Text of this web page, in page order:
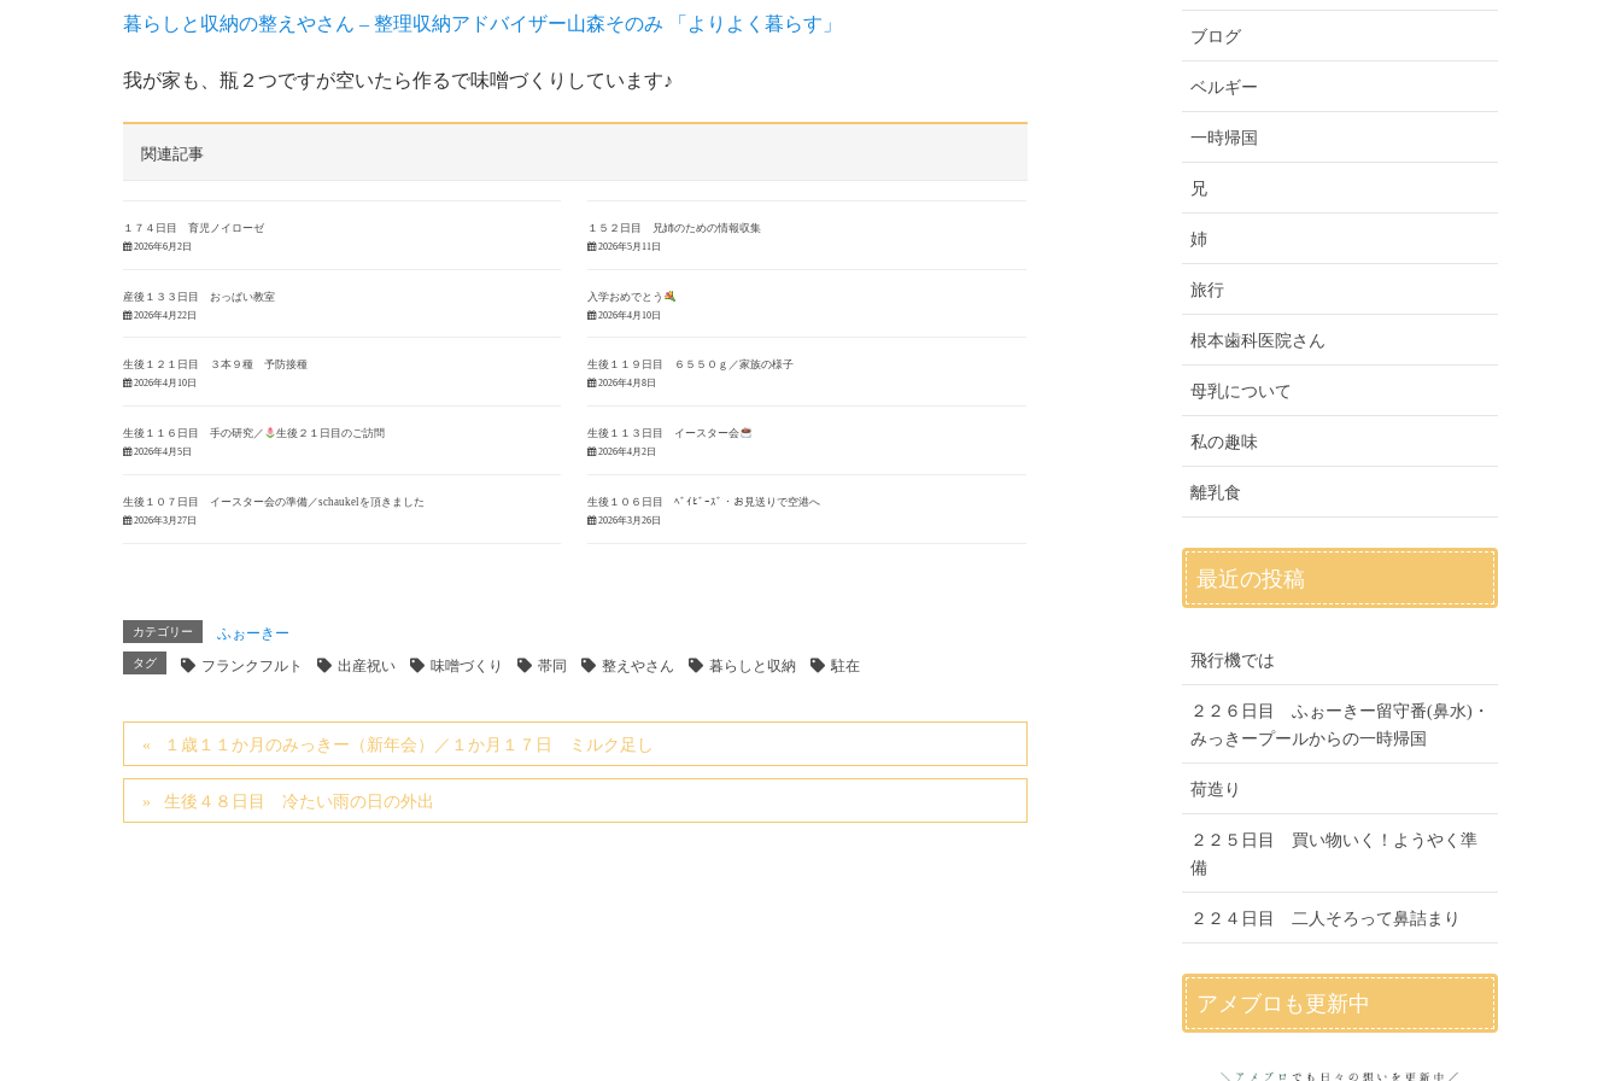
暮らしと収納の整えやさん – 整理収納アドバイザー山森そのみ 「よりよく暮らす」
我が家も、瓶２つですが空いたら作るで味噌づくりしています♪
関連記事
１７４日目 育児ノイローゼ
2026年6月2日
１５２日目 兄姉のための情報収集
2026年5月11日
産後１３３日目 おっぱい教室
2026年4月22日
入学おめでとう
2026年4月10日
生後１２１日目 ３本９種 予防接種
2026年4月10日
生後１１９日目 ６５５０ｇ／家族の様子
2026年4月8日
生後１１６日目 手の研究／ 生後２１日目のご訪問
2026年4月5日
生後１１３日目 イースター会
2026年4月2日
生後１０７日目 イースター会の準備／schaukelを頂きました
2026年3月27日
生後１０６日目 ﾍﾞｲﾋﾞｰｽﾞ・お見送りで空港へ
2026年3月26日
カテゴリー ふぉーきー
タグ フランクフルト 出産祝い 味噌づくり 帯同 整えやさん 暮らしと収納 駐在
１歳１１か月のみっきー（新年会）／１か月１７日 ミルク足し
生後４８日目 冷たい雨の日の外出
ブログ
ベルギー
一時帰国
兄
姉
旅行
根本歯科医院さん
母乳について
私の趣味
離乳食
最近の投稿
飛行機では
２２６日目 ふぉーきー留守番(鼻水)・
みっきープールからの一時帰国
荷造り
２２５日目 買い物いく！ようやく準
備
２２４日目 二人そろって鼻詰まり
アメブロも更新中